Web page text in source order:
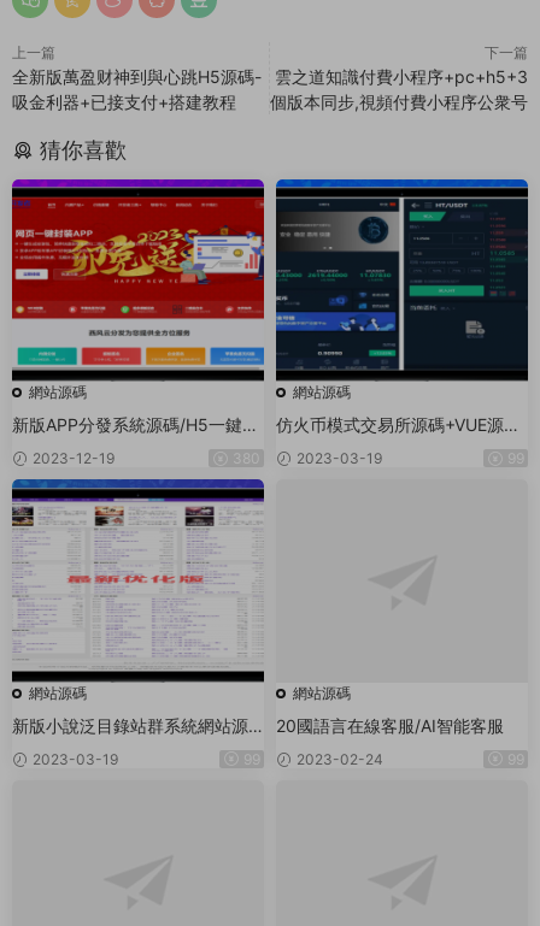
上一篇
全新版萬盈财神到與心跳H5源碼-
吸金利器+已接支付+搭建教程
下一篇
雲之道知識付費小程序+pc+h5+3
個版本同步,視頻付費小程序公衆号
猜你喜歡
網站源碼
新版APP分發系統源碼/H5一鍵封
裝/ios免簽封裝/企業簽名/超級簽/
帶文字安裝說明
2023-12-19 380
網站源碼
仿火币模式交易所源碼+VUE源碼
可二開法币交易_币币交易_合約交
易_期權交易+流動性挖礦UP理财
2023-03-19
網站源碼
新版小說泛目錄站群系統網站源
碼 小說站群源碼海量關鍵詞霸屏
2023-03-19
網站源碼
20國語言在線客服/AI智能客服
2023-02-24